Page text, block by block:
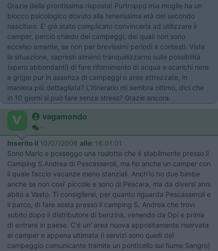
Grazie della prontissima risposta! Purtroppo mia moglie ha un
blocco psicologico dovuto alla tenerissima età del secondo
nascituro. E' già stato complicato convincerla ad utilizzare il
camper, perciò chiedo dei campeggi, dei quali non sono
eccelso amante, se non per brevissimi periodi e contesti. Vista
la situazione, sapresti almeno tranquillizzarmi sulle possibilità
(spero abbondanti) di fare rifornimento di acqua e scarichi nere
e grigie pur in assenza di campeggi o aree attrezzate, in
maniera più dettagliata? L'itinerario mi sembra ottimo, dici che
in 10 giorni si può fare senza stress? Grazie ancora.
vagamondo
-
Inserito il 10/07/2006 alle: 16:01:01
Sono Mario e posseggo una roulotte che é stabilmente presso il
Camping S.Andrea di Pescasseroli, ma ho anche un camper con
il quale faccio vacanze meno stanziali. Anch'io ho due bimbe
anche se non cosi' piccole e sono di Pescara, ma da diversi anni
abito a Vasto. Ti consiglierei, per quanto riguarda Pescasseroli e
il parco, di fare sosta presso il camping S. Andrea che trovi
subito dopo il distributore di benzina, venendo da Opi e prima
di entrare in paese. C'é un' area nuova appositamente riservata
ai camper e appena ultimata (i servizi sono quelli del
campeggio comunicante tramite un ponticello sul fiume Sangro)